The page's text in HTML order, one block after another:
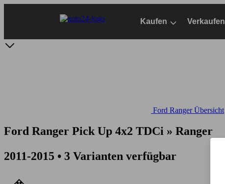
Kaufen Verkaufen
Ford Ranger Übersicht
Ford Ranger Pick Up 4x2 TDCi » Ranger
2011-2015 • 3 Varianten verfügbar